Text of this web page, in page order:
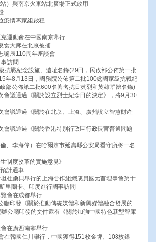
）與南京火車站北廣場正式啟用
疫情專家組啟程
運動會在中國南京舉行
食大麻在北京被捕
誕辰110周年座談會
訪問
戰紀念設施、遺址名錄(29日，民政部公佈第一批
年8月13日，國務院公佈第二批100處國家級抗戰紀
部公佈第二批600名著名抗日英烈和英雄群體名錄)
議通過《關於設立烈士紀念日的決定》，將9月30
議通過《關於在北京、上海、廣州設立智慧財產
議通過《關於香港特別行政區行政長官普選問題
、李海偉）在哈爾濱市延壽縣公安局看守所將一名
制度改革的實施意見》
計通車
杜桑貝舉行的上海合作組織成員國元首理事會第十
里蘭卡、印度進行國事訪問
會在成都舉行
印發《關於推動傳統媒體和新興媒體融合發展的
公廳印發的文件還有《關於加強中國特色新型智庫
在廣西南寧舉行
韓國仁川舉行，中國獲得151枚金牌、108枚銀